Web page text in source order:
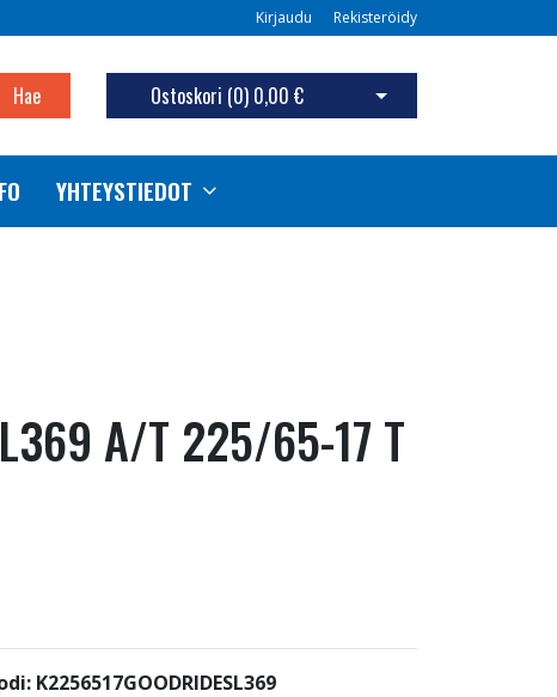
Kirjaudu Rekisteröidy
Hae Ostoskori (0) 0,00 € Avaa ostoskori
YHTEYSTIEDOT
A/T 225/65-17 T
K2256517GOODRIDESL369